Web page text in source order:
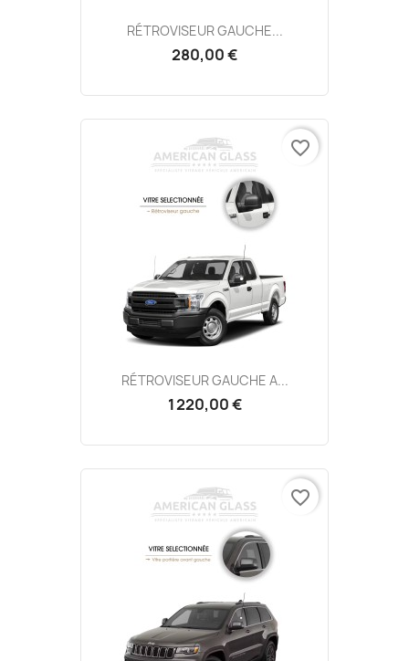
RÉTROVISEUR GAUCHE...
280,00 €
RÉTROVISEUR GAUCHE A...
1 220,00 €
favorite_border
favorite_border